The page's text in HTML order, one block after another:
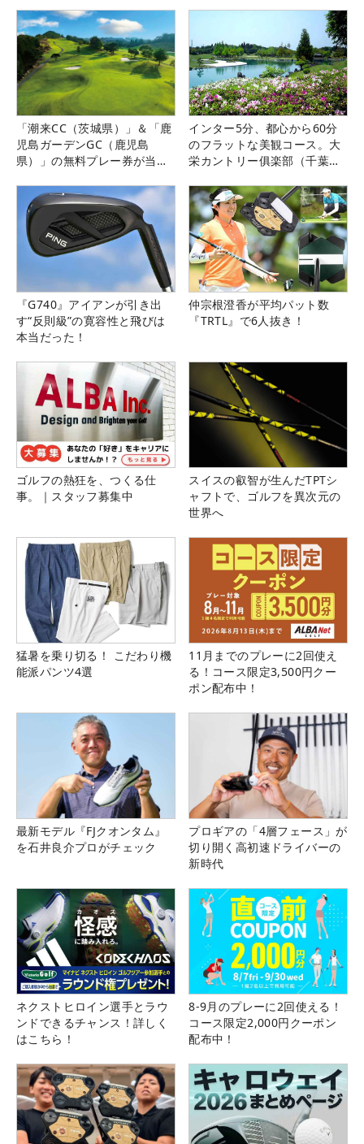
「潮来CC（茨城県）」＆「鹿
児島ガーデンGC（鹿児島
県）」の無料プレー券が当た
インター5分、都心から60分
のフラットな美観コース。大
栄カントリー俱楽部（千葉
『G740』アイアンが引き出
す“反則級”の寛容性と飛びは
本当だった！
仲宗根澄香が平均パット数
『TRTL』で6人抜き！
ゴルフの熱狂を、つくる仕
事。｜スタッフ募集中
スイスの叡智が生んだTPTシ
ャフトで、ゴルフを異次元の
世界へ
猛暑を乗り切る！ こだわり機
能派パンツ4選
11月までのプレーに2回使え
る！コース限定3,500円クー
ポン配布中！
最新モデル『FJクオンタム』
を石井良介プロがチェック
プロギアの「4層フェース」が
切り開く高初速ドライバーの
新時代
ネクストヒロイン選手とラウ
ンドできるチャンス！詳しく
はこちら！
8-9月のプレーに2回使える！
コース限定2,000円クーポン
配布中！